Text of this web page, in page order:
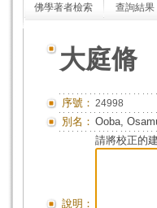
佛學著者檢索 查詢結果
大庭脩
序號： 24998
別名： Ooba,
說明：
請將校正的